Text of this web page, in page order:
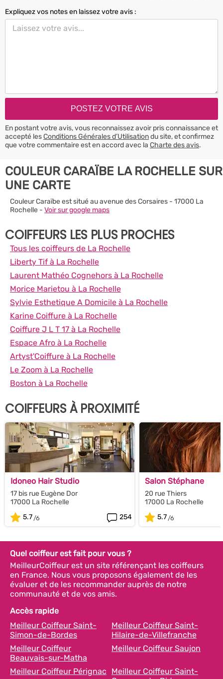
Expliquez vos notes en laissez votre avis :
En postant votre avis, vous reconnaissez avoir pris connaissance et
accepté lesConditions Générales d’Utilisationdu site, et confirmez
que votre commentaire est en accord avec la Charte des avis.
COULEUR CARAÏBE LA ROCHELLE SUR
UNE CARTE
Couleur Caraïbe est situé au avenue des Corsaires - 17000 La
Rochelle - Voir sur google maps
COIFFEURS LES PLUS PROCHES
Tous les coiffeurs de La Rochelle
Liberty Tif à La Rochelle
Laurent Mathéo Cognehors à La Rochelle
Morice Marietou à La Rochelle
Sylvie Esthetique A Domicile à La Rochelle
Karine Coiffure à La Rochelle
Coiffure J L T 17 à La Rochelle
Espace Afro à La Rochelle
Artyst'Coiffure à La Rochelle
Le Zoom à La Rochelle
Boston à La Rochelle
COIFFEURS À PROXIMITÉ
Idoneo Hair Studio
17 bis rue Eugène Dor
17000 La Rochelle
5.7
254
Salon Stéphane
20 rue Thiers
17000 La Rochelle
5.7
Quel coiffeur est fait pour vous ?
MeilleurCoiffeur est un site référençant les coiffeurs
en France. Nous vous proposons également de les
évaluer et de les recommander auprès de notre
communauté et de vos amis.
Accès rapide
Meilleur Coiffeur Saint-
Simon-de-Bordes
Meilleur Coiffeur Saint-
Hilaire-de-Villefranche
Meilleur Coiffeur
Beauvais-sur-Matha
Meilleur Coiffeur Saujon
Meilleur Coiffeur Pérignac
Meilleur Coiffeur Saint-